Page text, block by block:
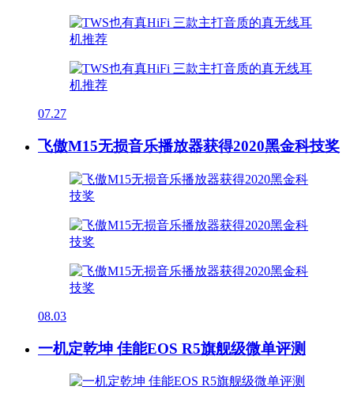
07.27
飞傲M15无损音乐播放器获得2020黑金科技奖
08.03
一机定乾坤 佳能EOS R5旗舰级微单评测